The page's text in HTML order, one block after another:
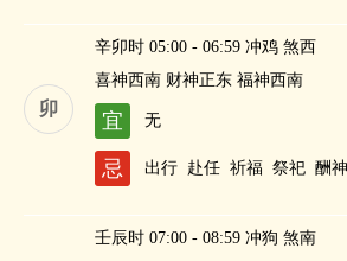
卯
辛卯时 05:00 - 06:59 冲鸡 煞西
喜神西南 财神正东 福神西南
宜 无
忌 出行 赴任 祈福 祭祀 酬神
壬辰时 07:00 - 08:59 冲狗 煞南